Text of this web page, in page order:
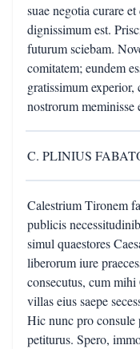
suae negotia curare
dignissimum est.
futurum sciebam.
comitatem; eundem
gratissimum
nostrorum meminisse
C. PLINIUS
Calestrium Tironem
publicis
simul quaestores
liberorum iure
consecutus, cum mihi
villas eius saepe
Hic nunc pro consule
petiturus. Spero,